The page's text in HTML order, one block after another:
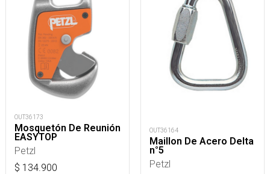
OUT36173
Mosquetón De Reunión
EASYTOP
Petzl
$ 134.900
OUT36164
Maillon De Acero Delta
n°5
Petzl